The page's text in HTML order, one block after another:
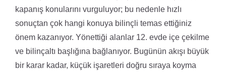
kapanış konularını vurguluyor; bu nedenle hızlı
sonuçtan çok hangi konuya bilinçli temas ettiğiniz
önem kazanıyor. Yönettiği alanlar 12. evde içe çekilme
ve bilinçaltı başlığına bağlanıyor. Bugünün akışı büyük
bir karar kadar, küçük işaretleri doğru sıraya koyma